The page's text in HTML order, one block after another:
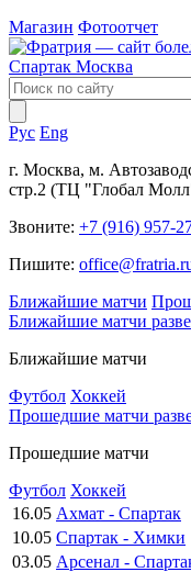
Магазин Фотоотчет
Рус Eng
г. Москва, м.
стр.2 (ТЦ "Глобал
Звоните: +7 (916) 957-
Пишите:
Ближайшие матчи
Ближайшие матчи
Ближайшие матчи
Футбол Хоккей
Прошедшие матчи
Прошедшие матчи
Футбол Хоккей
16.05 Ахмат - Спартак
10.05 Спартак - Химки
03.05 Арсенал -